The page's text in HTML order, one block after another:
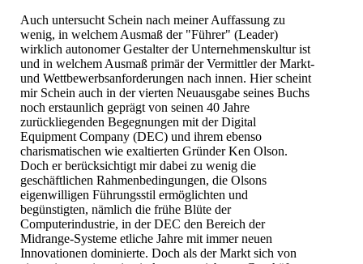
Auch untersucht Schein nach meiner Auffassung zu
wenig, in welchem Ausmaß der "Führer" (Leader)
wirklich autonomer Gestalter der Unternehmenskultur ist
und in welchem Ausmaß primär der Vermittler der Markt-
und Wettbewerbsanforderungen nach innen. Hier scheint
mir Schein auch in der vierten Neuausgabe seines Buchs
noch erstaunlich geprägt von seinen 40 Jahre
zurückliegenden Begegnungen mit der Digital
Equipment Company (DEC) und ihrem ebenso
charismatischen wie exaltierten Gründer Ken Olson.
Doch er berücksichtigt mir dabei zu wenig die
geschäftlichen Rahmenbedingungen, die Olsons
eigenwilligen Führungsstil ermöglichten und
begünstigten, nämlich die frühe Blüte der
Computerindustrie, in der DEC den Bereich der
Midrange-Systeme etliche Jahre mit immer neuen
Innovationen dominierte. Doch als der Markt sich von